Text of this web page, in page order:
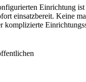
Einrichtung ist
einsatzbereit. Keine
komplizierte